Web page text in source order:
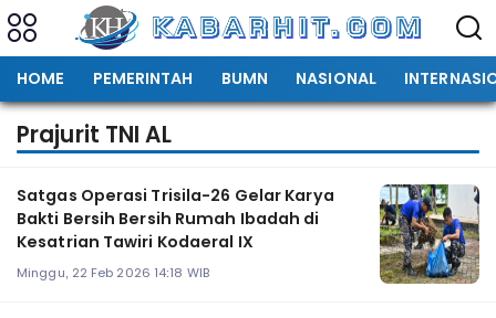
HOME PEMERINTAH BUMN NASIONAL
Prajurit TNI AL
Satgas Operasi Trisila-26 Gelar Karya
Bakti Bersih Bersih Rumah Ibadah di
Kesatrian Tawiri Kodaeral IX
Minggu, 22 Feb 2026 14:18 WIB